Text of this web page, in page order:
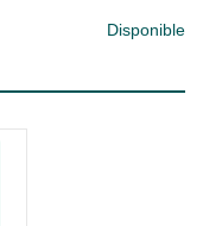
Disponible